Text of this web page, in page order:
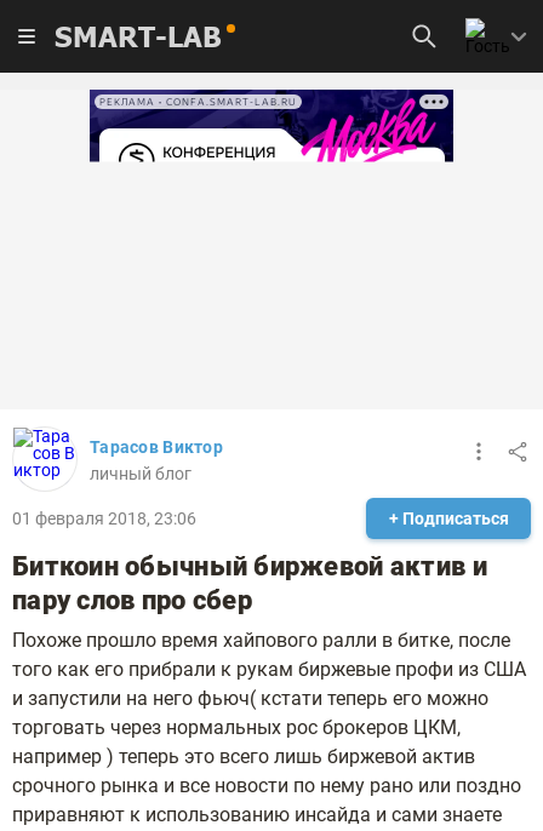
SMART-LAB
РЕКЛАМА • CONFA.SMART-LAB.RU
Тарасов Виктор
личный блог
01 февраля 2018, 23:06 + Подписаться
Биткоин обычный биржевой актив и
пару слов про сбер
Похоже прошло время хайпового ралли в битке, после
того как его прибрали к рукам биржевые профи из США
и запустили на него фьюч( кстати теперь его можно
торговать через нормальных рос брокеров ЦКМ,
например ) теперь это всего лишь биржевой актив
срочного рынка и все новости по нему рано или поздно
приравняют к использованию инсайда и сами знаете